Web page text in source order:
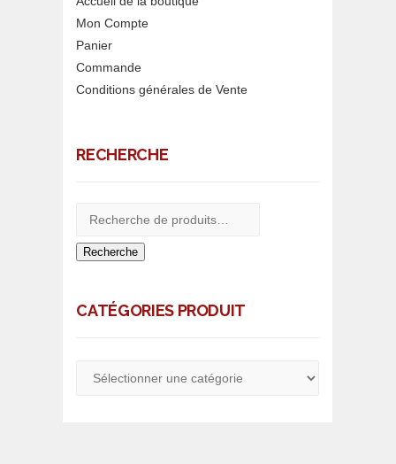
Mon Compte
Panier
Commande
Conditions générales de Vente
RECHERCHE
Recherche
CATÉGORIES PRODUIT